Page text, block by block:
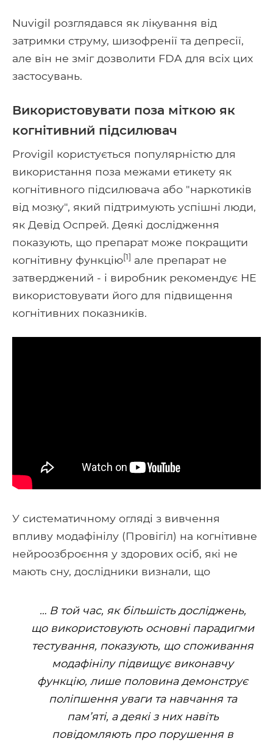
Nuvigil розглядався як лікування від
затримки струму, шизофренії та депресії,
але він не зміг дозволити FDA для всіх цих
застосувань.
Використовувати поза міткою як
когнітивний підсилювач
Provigil користується популярністю для
використання поза межами етикету як
когнітивного підсилювача або "наркотиків
від мозку", який підтримують успішні люди,
як Девід Оспрей. Деякі дослідження
показують, що препарат може покращити
когнітивну функцію[1] але препарат не
затверджений - і виробник рекомендує НЕ
використовувати його для підвищення
когнітивних показників.
У систематичному огляді з вивчення
впливу модафінілу (Провігіл) на когнітивне
нейроозброєння у здорових осіб, які не
мають сну, дослідники визнали, що
… В той час, як більшість досліджень,
що використовують основні парадигми
тестування, показують, що споживання
модафінілу підвищує виконавчу
функцію, лише половина демонструє
поліпшення уваги та навчання та
пам’яті, а деякі з них навіть
повідомляють про порушення в